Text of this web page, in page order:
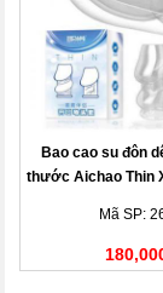
Bao cao su đôn
thước Aichao Thin
Mã SP: